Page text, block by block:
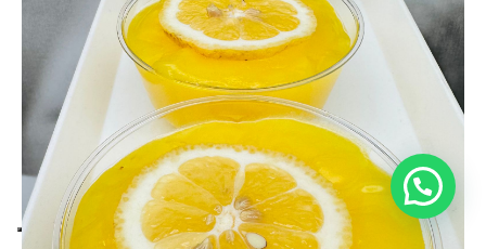
Hai bisogno di aiuto?